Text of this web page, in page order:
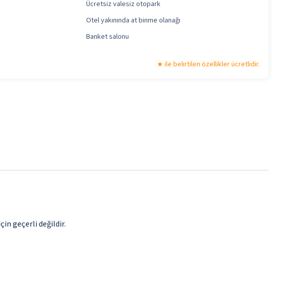
Ücretsiz valesiz otopark
Otel yakınında at binme olanağı
Banket salonu
ile belirtilen özellikler ücretlidir.
geçerli değildir.